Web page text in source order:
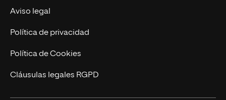
Trabaja en UNIR
Actualidad
Contáctanos
Aviso legal
Política de privacidad
Política de Cookies
Cláusulas legales RGPD